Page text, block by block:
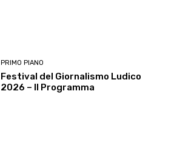
PRIMO PIANO
Festival del Giornalismo Ludico
2026 – Il Programma